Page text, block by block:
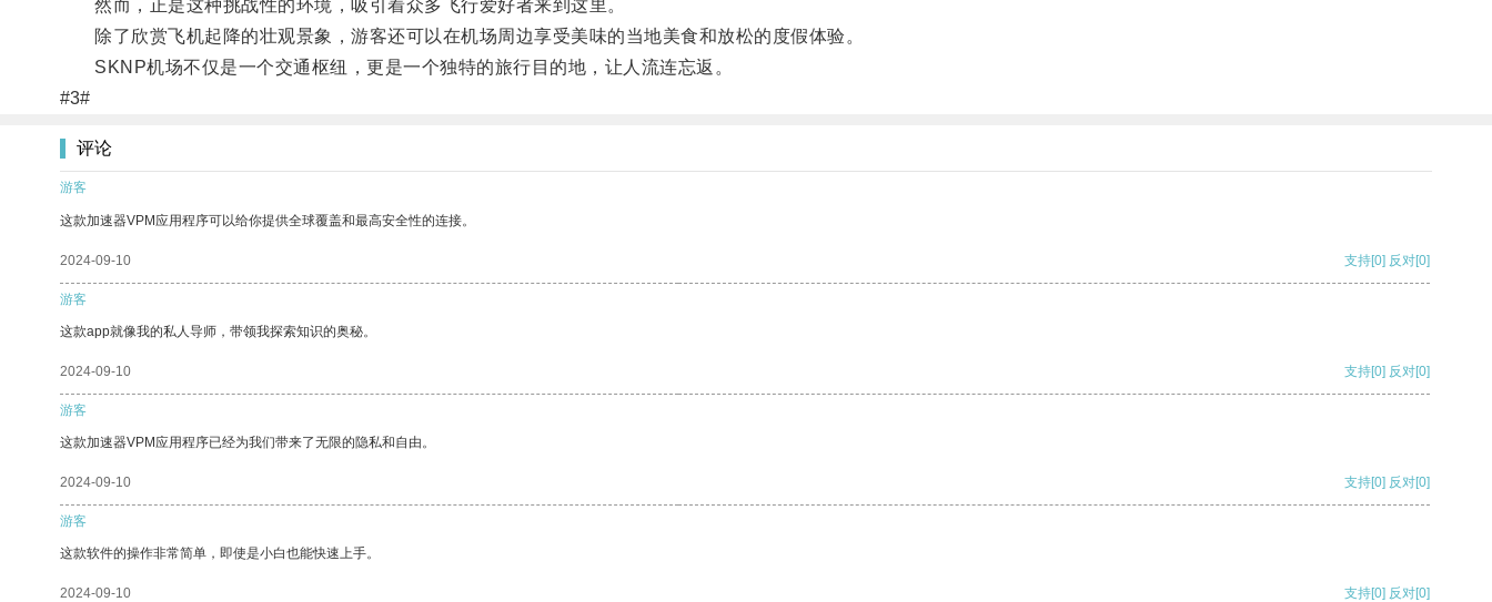
然而，正是这种挑战性的环境，吸引着众多飞行爱好者来到这里。
除了欣赏飞机起降的壮观景象，游客还可以在机场周边享受美味的当地美食和放松的度假体验。
SKNP机场不仅是一个交通枢纽，更是一个独特的旅行目的地，让人流连忘返。
#3#
评论
游客
这款加速器VPM应用程序可以给你提供全球覆盖和最高安全性的连接。
2024-09-10 支持[0] 反对[0]
游客
这款app就像我的私人导师，带领我探索知识的奥秘。
2024-09-10 支持[0] 反对[0]
游客
这款加速器VPM应用程序已经为我们带来了无限的隐私和自由。
2024-09-10 支持[0] 反对[0]
游客
这款软件的操作非常简单，即使是小白也能快速上手。
2024-09-10 支持[0] 反对[0]